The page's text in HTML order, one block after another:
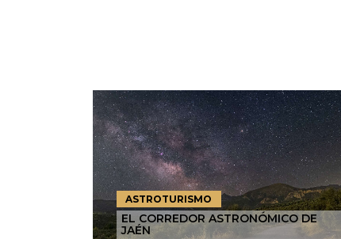
ASTROTURISMO
EL CORREDOR ASTRONÓMICO DE
JAÉN